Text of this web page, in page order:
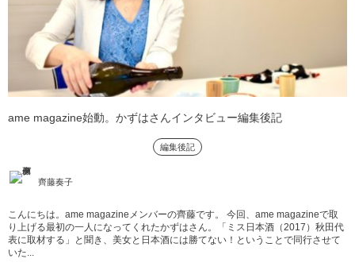
ame magazine始動。かずはさんインタビュー編集後記
編集後記
齊藤奏子
こんにちは。ame magazineメンバーの齊藤です。 今回、ame magazineで取
り上げる最初の一人になってくれたかずはさん。「ミス日本酒（2017）秋田代
表に取材する」と聞き、美女と日本酒には勝てない！ということで同行させて
いた...